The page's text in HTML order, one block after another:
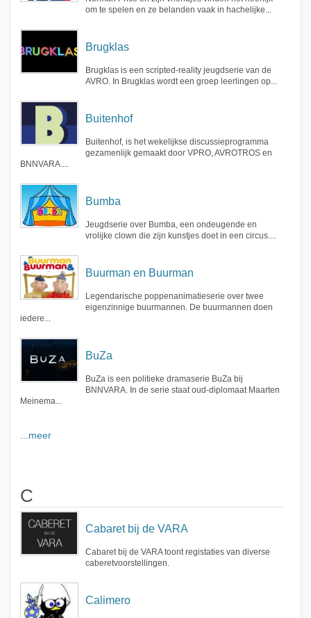
om te spelen en ze belanden vaak in hachelijke...
Brugklas
Brugklas is een scripted-reality jeugdserie van de
AVRO. In Brugklas wordt een groep leerlingen op...
Buitenhof
Buitenhof, is het wekelijkse discussieprogramma
gezamenlijk gemaakt door VPRO, AVROTROS en
BNNVARA....
Bumba
Jeugdserie over Bumba, een ondeugende en
vrolijke clown die zijn kunstjes doet in een circus....
Buurman en Buurman
Legendarische poppenanimatieserie over twee
eigenzinnige buurmannen. De buurmannen doen
iedere...
BuZa
BuZa is een politieke dramaserie BuZa bij
BNNVARA. In de serie staat oud-diplomaat Maarten
Meinema...
...meer
C
Cabaret bij de VARA
Cabaret bij de VARA toont registaties van diverse
caberetvoorstellingen.
Calimero